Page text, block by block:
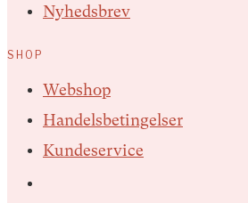
Nyhedsbrev
SHOP
Webshop
Handelsbetingelser
Kundeservice